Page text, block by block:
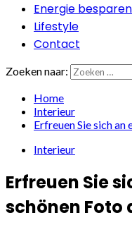
Energie besparen
Lifestyle
Contact
Zoeken naar:
Home
Interieur
Erfreuen Sie sich an
Interieur
Erfreuen Sie
schönen Foto